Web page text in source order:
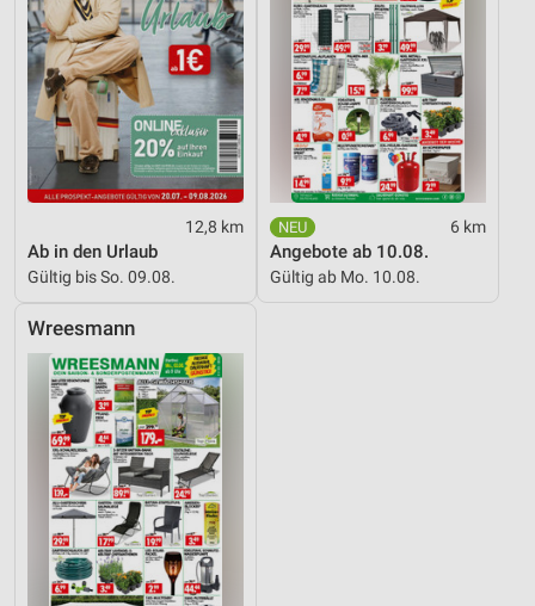
12,8 km
Ab in den Urlaub
Gültig bis So. 09.08.
6 km
Angebote ab 10.08.
Gültig ab Mo. 10.08.
Wreesmann
Werbung